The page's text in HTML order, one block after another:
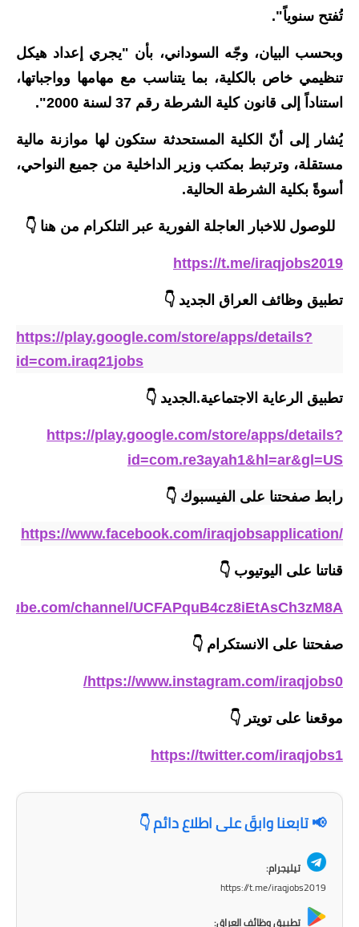
المرحلة الابتدائية
المرحلة المتوسطة
المرحلة الاعدادية
اسئلة وزارية
المرحلة الابتدائية
المرحلة المتوسطة
المرحلة الاعدادية
كتب مدرسية
المرحلة المتوسطة
ملازم دراسية
المرحلة المتوسطة
دروس
المرحلة المتوسطة
تُفتح سنوياً".
وبحسب البيان، وجّه السوداني، بأن "يجري إعداد هيكل
تنظيمي خاص بالكلية، بما يتناسب مع مهامها وواجباتها،
استناداً إلى قانون كلية الشرطة رقم 37 لسنة 2000".
يُشار إلى أنّ الكلية المستحدثة ستكون لها موازنة مالية
مستقلة، وترتبط بمكتب وزير الداخلية من جميع النواحي،
أسوةً بكلية الشرطة الحالية.
للوصول للاخبار العاجلة الفورية عبر التلكرام من هنا 👇
https://t.me/iraqjobs2019
تطبيق وظائف العراق الجديد 👇
https://play.google.com/store/apps/details?
id=com.iraq21jobs
تطبيق الرعاية الاجتماعية. الجديد 👇
https://play.google.com/store/apps/details?
id=com.re3ayah1&hl=ar&gl=US
رابط صفحتنا على الفيسبوك 👇
https://www.facebook.com/iraqjobsapplication/
قناتنا على اليوتيوب 👇
channel/UCFAPquB4cz8iEtAsCh3zM8A
صفحتنا على الانستكرام 👇
https://www.instagram.com/iraqjobs0/
موقعنا على تويتر 👇
https://twitter.com/iraqjobs1
📢 تابعنا وابقَ على اطلاع دائم 👇
تيليجرام:
https://t.me/iraqjobs2019
تطبيق وظائف العراق: